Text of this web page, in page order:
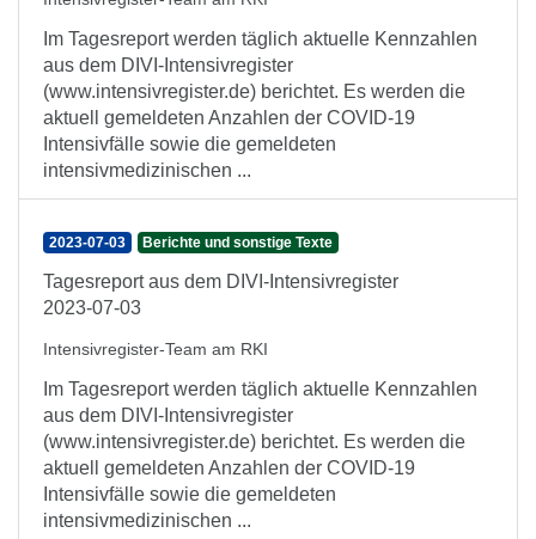
Im Tagesreport werden täglich aktuelle Kennzahlen
aus dem DIVI-Intensivregister
(www.intensivregister.de) berichtet. Es werden die
aktuell gemeldeten Anzahlen der COVID-19
Intensivfälle sowie die gemeldeten
intensivmedizinischen ...
2023-07-03 Berichte und sonstige Texte
Tagesreport aus dem DIVI-Intensivregister
2023-07-03
Intensivregister-Team am RKI
Im Tagesreport werden täglich aktuelle Kennzahlen
aus dem DIVI-Intensivregister
(www.intensivregister.de) berichtet. Es werden die
aktuell gemeldeten Anzahlen der COVID-19
Intensivfälle sowie die gemeldeten
intensivmedizinischen ...